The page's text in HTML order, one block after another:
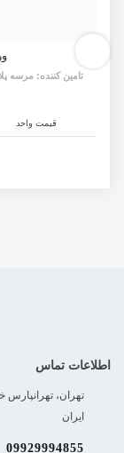
تامین کننده: مرسه
قیمت واحد
اطلاعات تماس
ایران
09929994855